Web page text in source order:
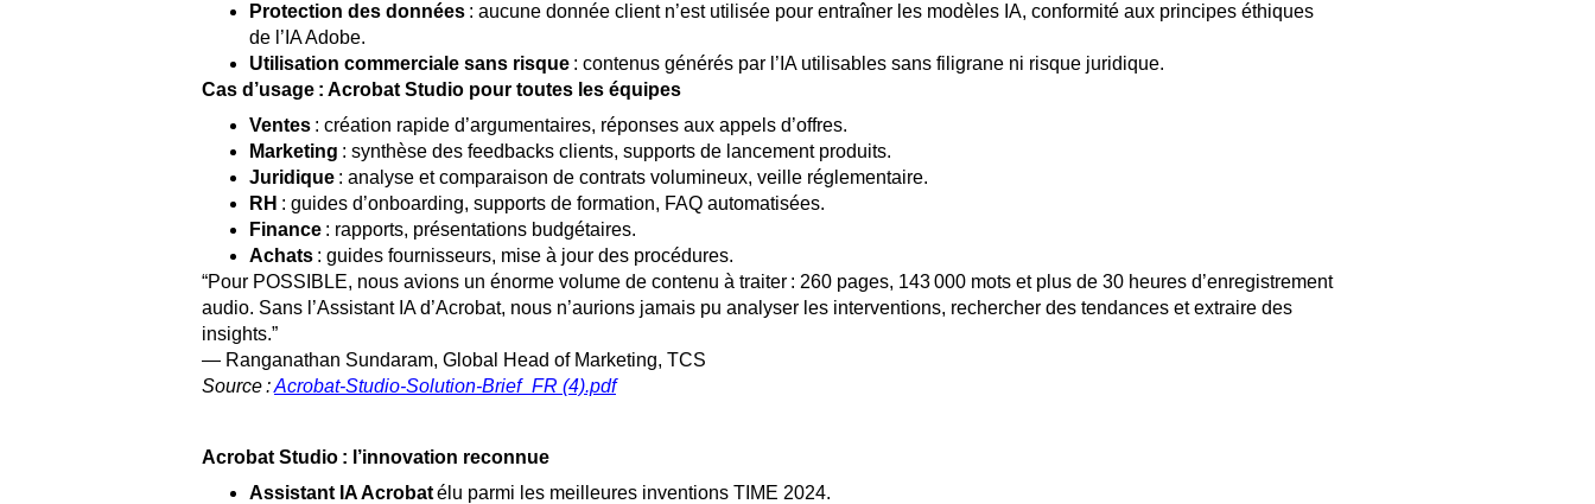
Protection des données : aucune donnée client n’est utilisée pour entraîner les modèles IA, conformité aux principes éthiques
de l’IA Adobe.
Utilisation commerciale sans risque : contenus générés par l’IA utilisables sans filigrane ni risque juridique.
Cas d’usage : Acrobat Studio pour toutes les équipes
Ventes : création rapide d’argumentaires, réponses aux appels d’offres.
Marketing : synthèse des feedbacks clients, supports de lancement produits.
Juridique : analyse et comparaison de contrats volumineux, veille réglementaire.
RH : guides d’onboarding, supports de formation, FAQ automatisées.
Finance : rapports, présentations budgétaires.
Achats : guides fournisseurs, mise à jour des procédures.
“Pour POSSIBLE, nous avions un énorme volume de contenu à traiter : 260 pages, 143 000 mots et plus de 30 heures d’enregistrement
audio. Sans l’Assistant IA d’Acrobat, nous n’aurions jamais pu analyser les interventions, rechercher des tendances et extraire des
insights.”
— Ranganathan Sundaram, Global Head of Marketing, TCS
Source :Acrobat-Studio-Solution-Brief_FR (4).pdf
Acrobat Studio : l’innovation reconnue
Assistant IA Acrobatélu parmi les meilleures inventions TIME 2024.